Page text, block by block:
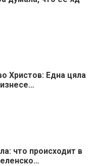
Христов: Една цяла
что происходит в